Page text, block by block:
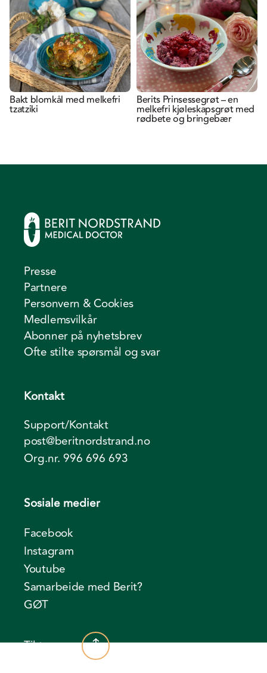
Bakt blomkål med melkefri
tzatziki
Berits Prinsessegrøt – en
melkefri kjøleskapsgrøt med
rødbete og bringebær
Presse
Partnere
Personvern & Cookies
Medlemsvilkår
Abonner på nyhetsbrev
Ofte stilte spørsmål og svar
Kontakt
Support/Kontakt
post@beritnordstrand.no
Org.nr. 996 696 693
Sosiale medier
Facebook
Instagram
Youtube
Samarbeide med Berit?
GØT
Til toppen